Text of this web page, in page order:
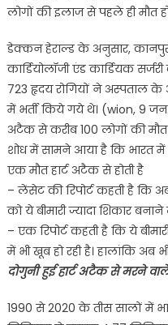
लोगों की इलाज से पहले ही मौत
डेक्कन हेराल्ड के अनुसार,
कार्डियोलॉजी एंड कार्डियक
723 हृदय रोगियों ने अस्पताल
में भर्ती किये गये थे। (wion, 9
अटैक से करीब 100 लोगों की मौत :
शोध में सामने आया है कि भारत में
एक मौत हार्ट अटैक से होती है
– लेंसेट की रिपोर्ट कहती है कि
को ये बीमारी ज्यादा शिकार बनाने
– एक रिपोर्ट कहती है कि ये
में भी खूब हो रही है। हालांकि अब
दोगुनी हुई हार्ट अटैक से मरने
1990 से 2020 के तीस सालों में